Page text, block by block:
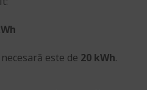
este de 20 kWh.